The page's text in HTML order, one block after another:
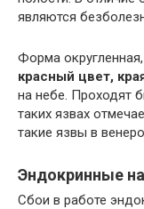
являются
Форма округленная,
красный цвет,
на небе. Проходят
таких язвах
такие язвы в
Эндокринные
Сбои в работе